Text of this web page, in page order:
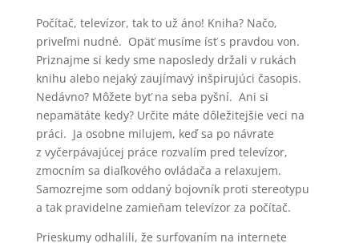
Počítač, televízor, tak to už áno! Kniha? Načo,
priveľmi nudné. Opäť musíme ísť s pravdou von.
Priznajme si kedy sme naposledy držali v rukách
knihu alebo nejaký zaujímavý inšpirujúci časopis.
Nedávno? Môžete byť na seba pyšní. Ani si
nepamätáte kedy? Určite máte dôležitejšie veci na
práci. Ja osobne milujem, keď sa po návrate
z vyčerpávajúcej práce rozvalím pred televízor,
zmocním sa diaľkového ovládača a relaxujem.
Samozrejme som oddaný bojovník proti stereotypu
a tak pravidelne zamieňam televízor za počítač.
Prieskumy odhalili, že surfovaním na internete